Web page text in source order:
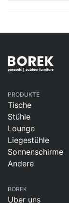
PRODUKTE
Tische
Stühle
Lounge
Liegestühle
Sonnenschirme
Andere
BOREK
Uber uns